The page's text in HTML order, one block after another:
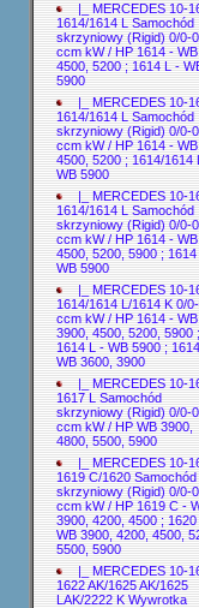
|_ MERCEDES 10-
1614/1614 L Samochód
skrzyniowy (Rigid) 0/0-
ccm kW / HP 1614 - WB
4500, 5200 ; 1614 L -
5900
|_ MERCEDES 10-
1614/1614 L Samochód
skrzyniowy (Rigid) 0/0-
ccm kW / HP 1614 - WB
4500, 5200 ; 1614/1614
WB 5900
|_ MERCEDES 10-
1614/1614 L Samochód
skrzyniowy (Rigid) 0/0-
ccm kW / HP 1614 - WB
4500, 5200, 5900 ;
WB 5900
|_ MERCEDES 10-
1614/1614 L/1614 K 0/
ccm kW / HP 1614 - WB
3900, 4500, 5200, 5900 ;
1614 L - WB 5900 ;
WB 3600, 3900
|_ MERCEDES 10-
1617 L Samochód
skrzyniowy (Rigid) 0/0-
ccm kW / HP WB 3900,
4800, 5500, 5900
|_ MERCEDES 10-
1619 C/1620 Samochód
skrzyniowy (Rigid) 0/0-
ccm kW / HP 1619 C -
3900, 4200, 4500 ; 1620
WB 3900, 4200, 4500,
5500, 5900
|_ MERCEDES 10-
1622 AK/1625 AK/1625
LAK/2222 K Wywrotka